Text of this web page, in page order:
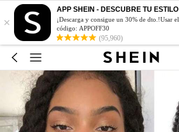
×
APP SHEIN - DESCUBRE TU ESTILO
¡Descarga y consigue un 30% de dto.!Usar el
código: APPOFF30
(95,960)